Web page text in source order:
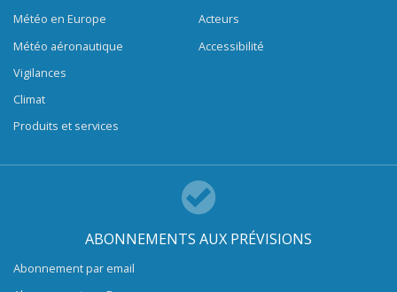
Météo en Europe
Météo aéronautique
Vigilances
Climat
Produits et services
Acteurs
Accessibilité
ABONNEMENTS AUX PRÉVISIONS
Abonnement par email